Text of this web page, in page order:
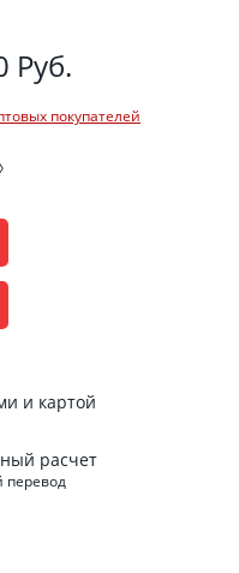
Руб.
покупателей
и картой
расчет
перевод